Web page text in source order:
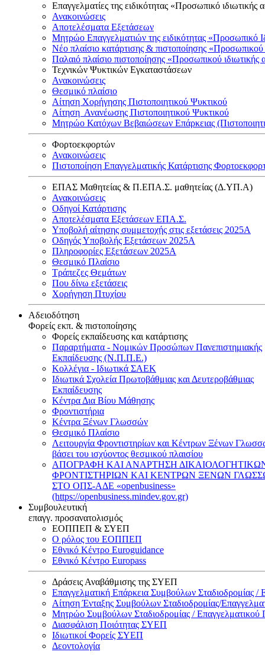
Επαγγελματίες της ειδικότητας «Προσωπικό ιδιωτικής
Ανακοινώσεις
Αποτελέσματα Εξετάσεων
Μητρώο Επαγγελματιών της ειδικότητας «Προσωπικό
Νέο πλαίσιο κατάρτισης & πιστοποίησης «Προσωπικού
Παλαιό πλαίσιο πιστοποίησης «Προσωπικού
Τεχνικών Ψυκτικών Εγκαταστάσεων
Ανακοινώσεις
Θεσμικό πλαίσιο
Αίτηση Χορήγησης Πιστοποιητικού Ψυκτικού
Αίτηση Ανανέωσης Πιστοποιητικού Ψυκτικού
Μητρώο Κατόχων Βεβαιώσεων Επάρκειας
Φορτοεκφορτών
Ανακοινώσεις
Πιστοποίηση Επαγγελματικής Κατάρτισης
ΕΠΑΣ Μαθητείας & Π.ΕΠΑ.Σ. μαθητείας (Δ.ΥΠ.Α)
Ανακοινώσεις
Oδηγοί Κατάρτισης
Αποτελέσματα Εξετάσεων ΕΠΑ.Σ.
Υποβολή αίτησης συμμετοχής στις εξετάσεις 2025Α
Οδηγός Υποβολής Εξετάσεων 2025A
Πληροφορίες Εξετάσεων 2025Α
Θεσμικό Πλαίσιο
Τράπεζες Θεμάτων
Που δίνω εξετάσεις
Χορήγηση Πτυχίου
Αδειοδότηση
Φορείς εκπ. & πιστοποίησης
Φορείς εκπαίδευσης και κατάρτισης
Παραρτήματα - Νομικών Προσώπων Πανεπιστημιακής
Εκπαίδευσης (Ν.Π.Π.Ε.)
Κολλέγια - Ιδιωτικά ΣΑΕΚ
Ιδιωτικά Σχολεία Πρωτοβάθμιας και Δευτεροβάθμιας
Εκπαίδευσης
Κέντρα Δια Βίου Μάθησης
Φροντιστήρια
Κέντρα Ξένων Γλωσσών
Θεσμικό Πλαίσιο
Λειτουργία Φροντιστηρίων και Κέντρων Ξένων
βάσει του ισχύοντος θεσμικού πλαισίου
ΑΠΟΓΡΑΦΗ ΚΑΙ ΑΝΑΡΤΗΣΗ
ΦΡΟΝΤΙΣΤΗΡΙΩΝ ΚΑΙ ΚΕΝΤΡΩΝ ΞΕΝΩΝ
ΣΤΟ ΟΠΣ-ΑΔΕ «openbusiness»
(https://openbusiness.mindev.gov.gr)
Συμβουλευτική
επαγγ. προσανατολισμός
ΕΟΠΠΕΠ & ΣΥΕΠ
Ο ρόλος του ΕΟΠΠΕΠ
Εθνικό Κέντρο Euroguidance
Εθνικό Κέντρο Europass
Δράσεις Αναβάθμισης της ΣΥΕΠ
Επαγγελματική Επάρκεια Συμβούλων Σταδιοδρομίας /
Αίτηση Ένταξης Συμβούλων Σταδιοδρομίας/
Μητρώο Συμβούλων Σταδιοδρομίας / Επαγγελματικού
Διασφάλιση Ποιότητας ΣΥΕΠ
Ιδιωτικοί Φορείς ΣΥΕΠ
Δεοντολογία